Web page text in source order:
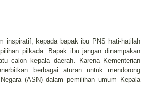
inspiratif, kepada bapak ibu PNS hati-hatilah
pilkada. Bapak ibu jangan dinampakan
calon kepala daerah. Karena Kementerian
berbagai aturan untuk mendorong
(ASN) dalam pemilihan umum Kepala